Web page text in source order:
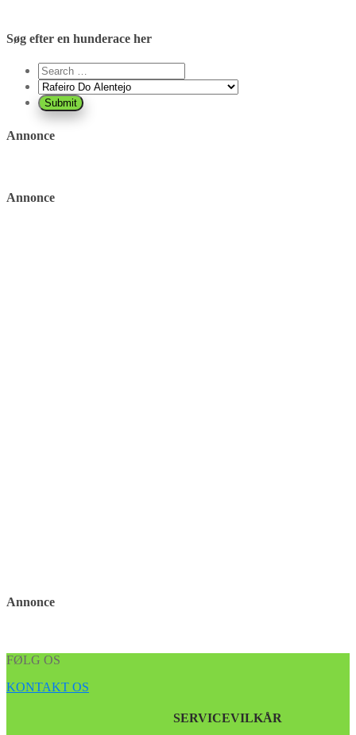
Søg efter en hunderace her
Annonce
Annonce
Annonce
FØLG OS
KONTAKT OS
SERVICEVILKÅR